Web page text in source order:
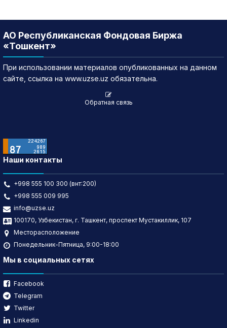
АО Республиканская Фондовая Биржа
«Тошкент»
При использовании материалов опубликованных на данном
сайте, ссылка на www.uzse.uz обязательна.
Обратная связь
Наши контакты
+998 555 100 300 (внт:200)
+998 555 009 995
info@uzse.uz
100170, Узбекистан, г. Ташкент, проспект Мустакиллик, 107
Месторасположение
Понедельник-Пятница, 9:00-18:00
Мы в социальных сетях
Facebook
Telegram
Twitter
Linkedin